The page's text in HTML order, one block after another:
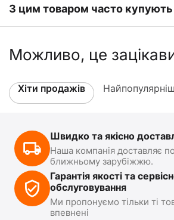
З цим товаром часто купують
Можливо, це
Хіти продажів
Швидко та якісно
Наша компанія доставляє по
ближньому зарубіжжю.
Гарантія якості та
обслуговування
Ми пропонуємо тільки ті
впевнені